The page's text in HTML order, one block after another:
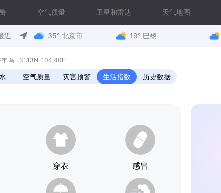
空气质量 卫星和雷达 天气地图
近 35° 北京市 19° 巴黎
马 31.13N, 104.40E
空气质量 灾害预警 生活指数 历史数据
穿衣 感冒